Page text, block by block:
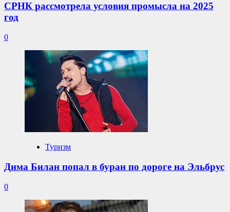
СРНК рассмотрела условия промысла на 2025
год
0
Туризм
Дима Билан попал в буран по дороге на Эльбрус
0